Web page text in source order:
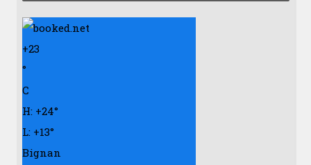
+23
°
C
H: +24°
L: +13°
Bignan